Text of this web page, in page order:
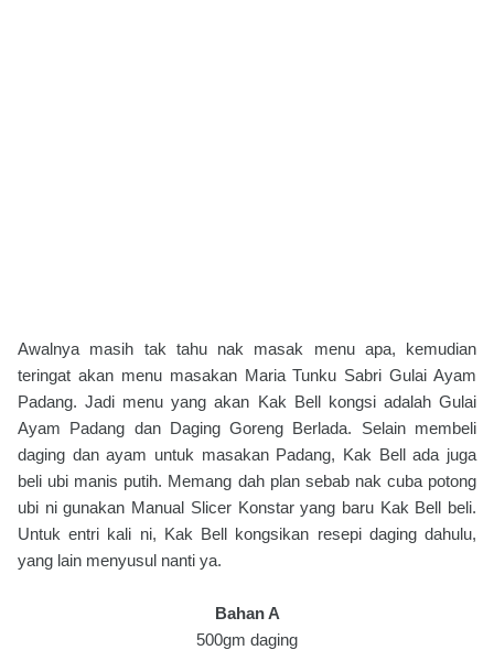
Awalnya masih tak tahu nak masak menu apa, kemudian
teringat akan menu masakan Maria Tunku Sabri Gulai Ayam
Padang. Jadi menu yang akan Kak Bell kongsi adalah Gulai
Ayam Padang dan Daging Goreng Berlada. Selain membeli
daging dan ayam untuk masakan Padang, Kak Bell ada juga
beli ubi manis putih. Memang dah plan sebab nak cuba potong
ubi ni gunakan Manual Slicer Konstar yang baru Kak Bell beli.
Untuk entri kali ni, Kak Bell kongsikan resepi daging dahulu,
yang lain menyusul nanti ya.
Bahan A
500gm daging